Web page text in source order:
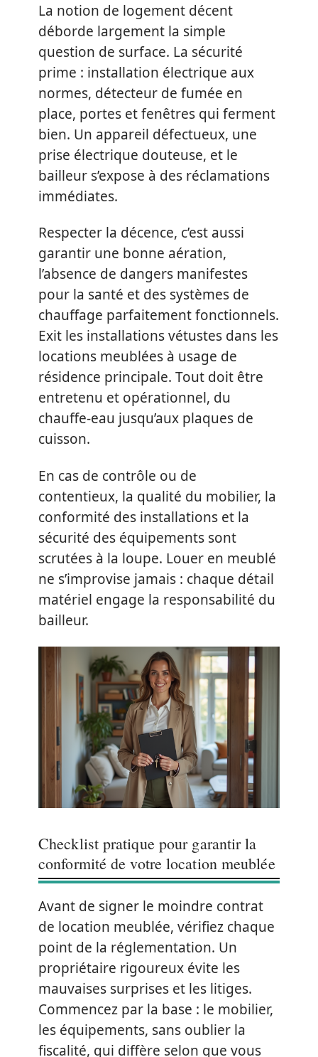
La notion de logement décent
déborde largement la simple
question de surface. La sécurité
prime : installation électrique aux
normes, détecteur de fumée en
place, portes et fenêtres qui ferment
bien. Un appareil défectueux, une
prise électrique douteuse, et le
bailleur s’expose à des réclamations
immédiates.
Respecter la décence, c’est aussi
garantir une bonne aération,
l’absence de dangers manifestes
pour la santé et des systèmes de
chauffage parfaitement fonctionnels.
Exit les installations vétustes dans les
locations meublées à usage de
résidence principale. Tout doit être
entretenu et opérationnel, du
chauffe-eau jusqu’aux plaques de
cuisson.
En cas de contrôle ou de
contentieux, la qualité du mobilier, la
conformité des installations et la
sécurité des équipements sont
scrutées à la loupe. Louer en meublé
ne s’improvise jamais : chaque détail
matériel engage la responsabilité du
bailleur.
Checklist pratique pour garantir la
conformité de votre location meublée
Avant de signer le moindre contrat
de location meublée, vérifiez chaque
point de la réglementation. Un
propriétaire rigoureux évite les
mauvaises surprises et les litiges.
Commencez par la base : le mobilier,
les équipements, sans oublier la
fiscalité, qui diffère selon que vous